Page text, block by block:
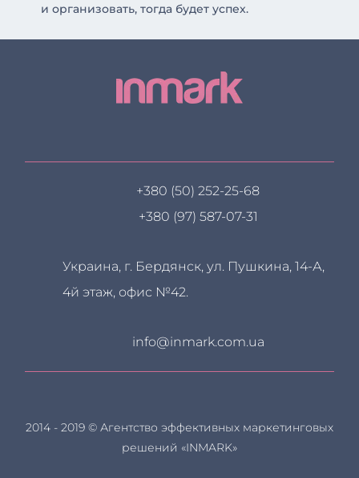
и организовать, тогда будет успех.
+380 (50) 252-25-68
+380 (97) 587-07-31
Украина, г. Бердянск, ул. Пушкина, 14-А,
4й этаж, офис №42.
info@inmark.com.ua
2014 - 2019 © Агентство эффективных маркетинговых
решений «INMARK»